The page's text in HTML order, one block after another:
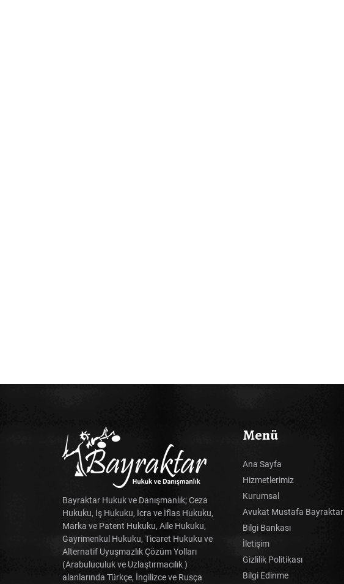
Bayraktar Hukuk ve Danışmanlık; Ceza
Hukuku, İş Hukuku, İcra ve İflas Hukuku,
Marka ve Patent Hukuku, Aile Hukuku,
Gayrimenkul Hukuku, Ticaret Hukuku ve
Alternatif Uyuşmazlık Çözüm Yolları
(Arabuluculuk ve Uzlaştırmacılık )
alanlarında Türkçe, İngilizce ve Rusça
Menü
Ana Sayfa
Hizmetlerimiz
Kurumsal
Avukat Mustafa Bayraktar
Bilgi Bankası
İletişim
Gizlilik Politikası
Bilgi Edinme